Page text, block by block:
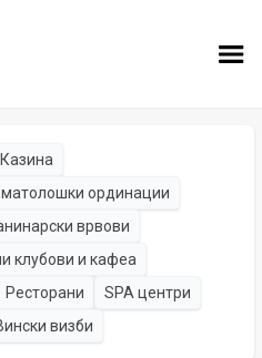
Казина
ординации
врвови
клубови и кафеа
Ресторани
SPA центри
визби